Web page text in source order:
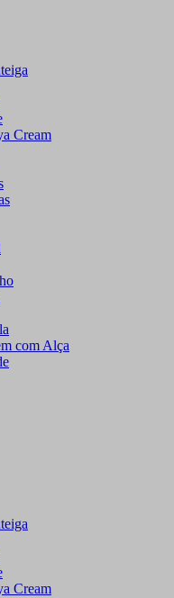
Cream
com Alça
Cream